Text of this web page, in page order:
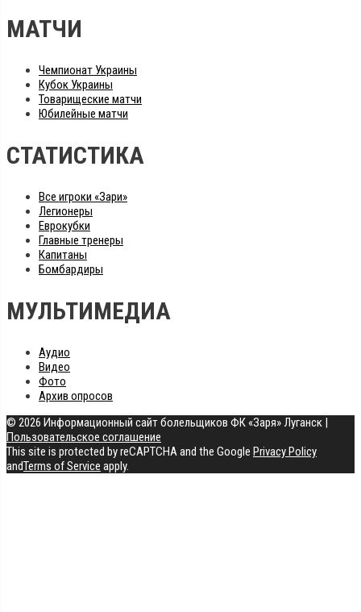
МАТЧИ
Чемпионат Украины
Кубок Украины
Товарищеские матчи
Юбилейные матчи
СТАТИСТИКА
Все игроки «Зари»
Легионеры
Еврокубки
Главные тренеры
Капитаны
Бомбардиры
МУЛЬТИМЕДИА
Аудио
Видео
Фото
Архив опросов
© 2026 Информационный сайт болельщиков ФК «Заря» Луганск |
Пользовательское соглашение
This site is protected by reCAPTCHA and the Google Privacy Policy
andTerms of Service apply.